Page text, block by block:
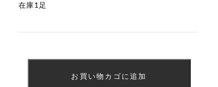
¥17,000は
在庫1足
83012
お買い物カゴに追加